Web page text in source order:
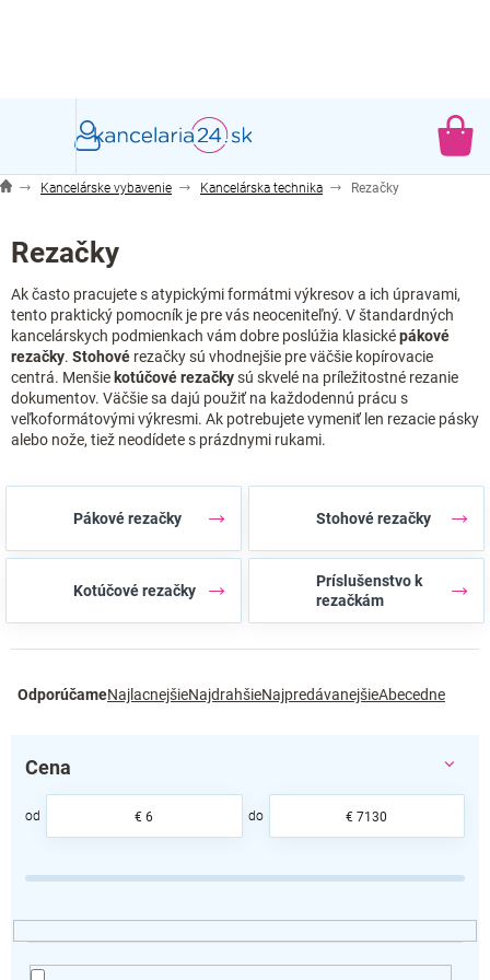
Kancelárske vybavenie Kancelárska technika Rezačky
Rezačky
Ak často pracujete s atypickými formátmi výkresov a ich úpravami,
tento praktický pomocník je pre vás neoceniteľný. V štandardných
kancelárskych podmienkach vám dobre poslúžia klasicképákové
rezačky. Stohové rezačky sú vhodnejšie pre väčšie kopírovacie
centrá. Menšie kotúčové rezačkysú skvelé na príležitostné rezanie
dokumentov. Väčšie sa dajú použiť na každodennú prácu s
veľkoformátovými výkresmi. Ak potrebujete vymeniť len rezacie pásky
alebo nože, tiež neodídete s prázdnymi rukami.
Pákové rezačky Stohové rezačky
Kotúčové rezačky
Príslušenstvo k
rezačkám
a
n
e
d
u
OdporúčameNajlacnejšieNajdrahšieNajpredávanejšieAbecedne
Cena
€6 €7130